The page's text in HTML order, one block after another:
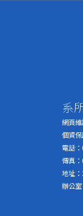
系
網頁
個資
電話
傳真
地址
辦公室